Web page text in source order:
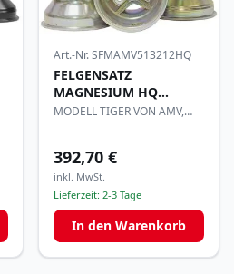
Art.-Nr.SFMAMV513212HQ
FELGENSATZ
MAGNESIUM HQ
125ccm 130/212mm
MODELL TIGER VON AMV,
392,70 €
inkl. MwSt.
Lieferzeit: 2-3 Tage
In den Warenkorb